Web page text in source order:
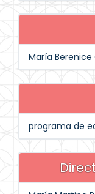
María Berenice
programa de